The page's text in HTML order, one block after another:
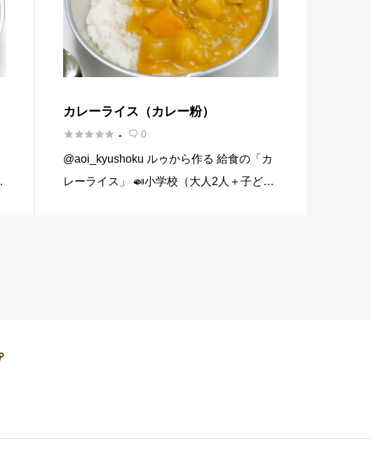
カレーライス（カレー粉）
 -  0
@aoi_kyushoku ルゥから作る 給食の「カ
レーライス」 🍛小学校（大人2人＋子ども